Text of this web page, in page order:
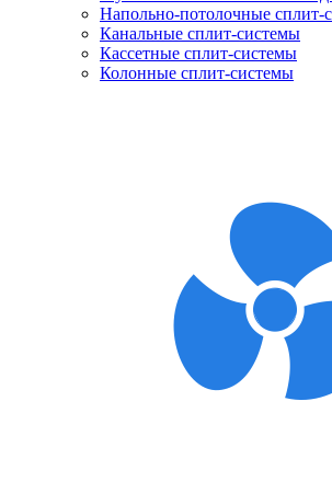
Напольно-потолочные сплит-
Канальные сплит-системы
Кассетные сплит-системы
Колонные сплит-системы